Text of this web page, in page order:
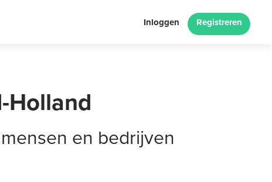
Inloggen Registreren
Holland
en bedrijven